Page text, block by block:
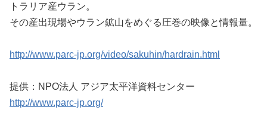
トラリア産ウラン。
その産出現場やウラン鉱山をめぐる圧巻の映像と情報量。
http://www.parc-jp.org/video/sakuhin/hardrain.html
提供：NPO法人 アジア太平洋資料センター
http://www.parc-jp.org/